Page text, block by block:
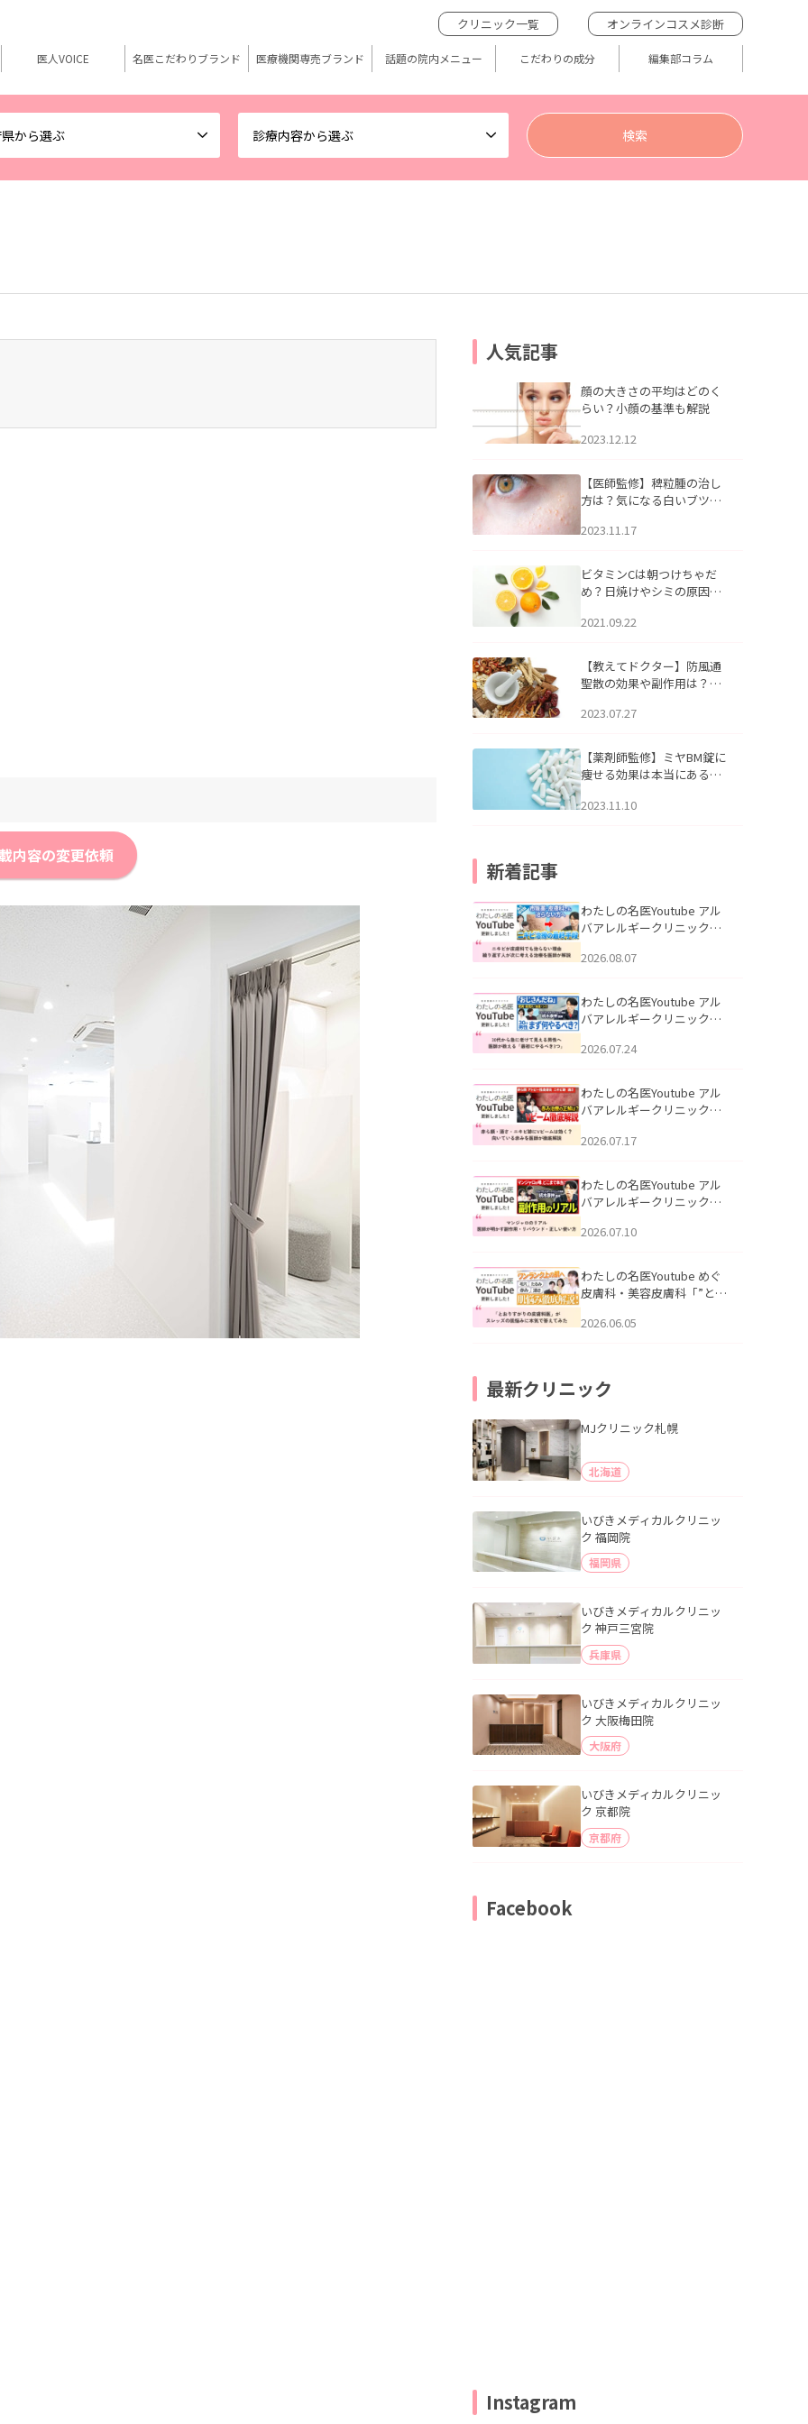
から選ぶ 診療内容から選ぶ
クリニック一覧 オンラインコスメ診断
医人VOICE 名医こだわりブランド 医療機関専売ブランド 話題の院内メニュー こだわりの成分 編集部コラム
内容の変更依頼
人気記事
顔の大きさの平均はどのく
らい？小顔の基準も解説
2023.12.12
【医師監修】稗粒腫の治し
方は？気になる白いブツブ
アについて
2023.11.17
ビタミンCは朝つけちゃだ
め？日焼けやシミの原因に
2021.09.22
【教えてドクター】防風通
聖散の効果や副作用は？長
2023.07.27
【薬剤師監修】ミヤBM錠に
痩せる効果は本当にある
2023.11.10
新着記事
わたしの名医Youtube アル
バアレルギークリニック札
らない理由｜繰り返す人が
説」を公開いたしました。
2026.08.07
わたしの名医Youtube アル
バアレルギークリニック札
える男性へ｜医師が教える
公開いたしました。
2026.07.24
わたしの名医Youtube アル
バアレルギークリニック札
跡にVビームは効く？向いて
説」を公開いたしました。
2026.07.17
わたしの名医Youtube アル
バアレルギークリニック札
医師が明かす副作用・リバ
公開いたしました。
2026.07.10
わたしの名医Youtube めぐ
皮膚科・美容皮膚科「”とお
ッズの肌悩みに本気で答え
2026.06.05
最新クリニック
MJクリニック札幌
北海道
いびきメディカルクリニッ
ク 福岡院
福岡県
いびきメディカルクリニッ
ク 神戸三宮院
兵庫県
いびきメディカルクリニッ
ク 大阪梅田院
大阪府
いびきメディカルクリニッ
ク 京都院
京都府
Facebook
Instagram